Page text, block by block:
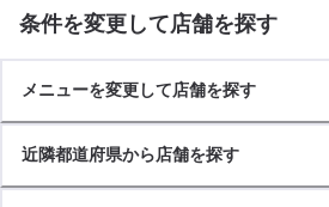
条件を変更して店舗を探す
メニューを変更して店舗を探す
近隣都道府県から店舗を探す